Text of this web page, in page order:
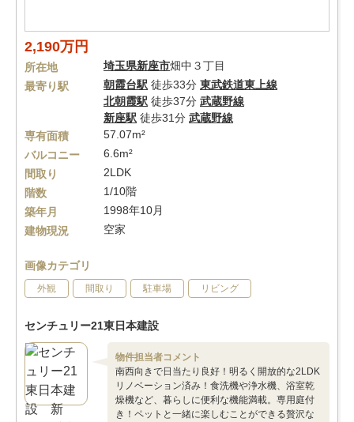
2,190万円
所在地 埼玉県新座市畑中３丁目
最寄り駅
朝霞台駅 徒歩33分 東武鉄道東上線
北朝霞駅 徒歩37分 武蔵野線
新座駅 徒歩31分 武蔵野線
専有面積
57.07m²
バルコニー
6.6m²
間取り
2LDK
階数
1/10階
築年月
1998年10月
建物現況
空家
画像カテゴリ
外観 間取り 駐車場 リビング
センチュリー21東日本建設
物件担当者コメント
南西向きで日当たり良好！明るく開放的な2LDK
リノベーション済み！食洗機や浄水機、浴室乾
燥機など、暮らしに便利な機能満載。専用庭付
き！ペットと一緒に楽しむことができる贅沢な